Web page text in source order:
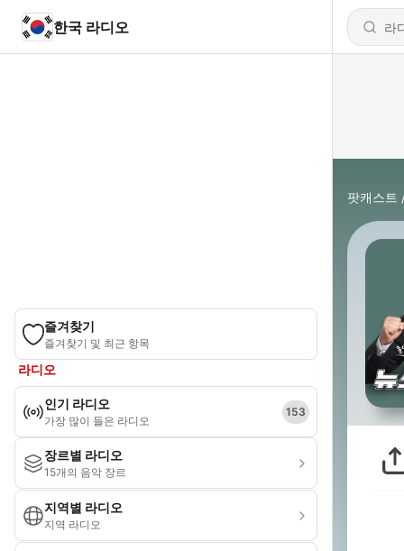
한국 라디오
즐겨찾기
즐겨찾기 및 최근 항목
라디오
인기 라디오
가장 많이 들은 라디오
153
장르별 라디오
15개의 음악 장르
지역별 라디오
지역 라디오
팟캐스트